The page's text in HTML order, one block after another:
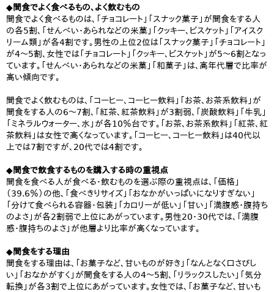
◆間食でよく食べるもの、よく飲むもの
間食でよく食べるものは、「チョコレート」「スナック菓子」が間食をする人
の各5割、「せんべい・あられなどの米菓」「クッキー、ビスケット」「アイスク
リーム類」が各4割です。男性の上位2位は「スナック菓子」「チョコレート」
が4～5割、女性では「チョコレート」「クッキー、ビスケット」が5～6割となっ
ています。「せんべい・あられなどの米菓」「和菓子」は、高年代層で比率が
高い傾向です。
間食でよく飲むものは、「コーヒー、コーヒー飲料」「お茶、お茶系飲料」が
間食をする人の6～7割、「紅茶、紅茶飲料」が3割弱、「炭酸飲料」「牛乳」
「ミネラルウォーター、水」が各10％台です。「お茶、お茶系飲料」「紅茶、紅
茶飲料」は女性で高くなっています。「コーヒー、コーヒー飲料」は40代以
上では7割ですが、20代では4割です。
◆間食で飲食するものを購入する時の重視点
間食を食べる人が食べる・飲むものを選ぶ際の重視点は、「価格」
（39.6％）の他、「食べきりサイズ」「おなかがいっぱいになりすぎない」
「分けて食べられる容器・包装」「カロリーが低い」「甘い」「満腹感・腹持ち
のよさ」が各2割弱で上位にあがっています。男性20・30代では、「満腹
感・腹持ちのよさ」が他層より比率が高くなっています。
◆間食をする理由
間食をする理由は、「お菓子など、甘いものが好き」「なんとなく口さびし
い」「おなかがすく」が間食をする人の4～5割、「リラックスしたい」「気分
転換」が各3割で上位にあがっています。女性では、「お菓子など、甘いも